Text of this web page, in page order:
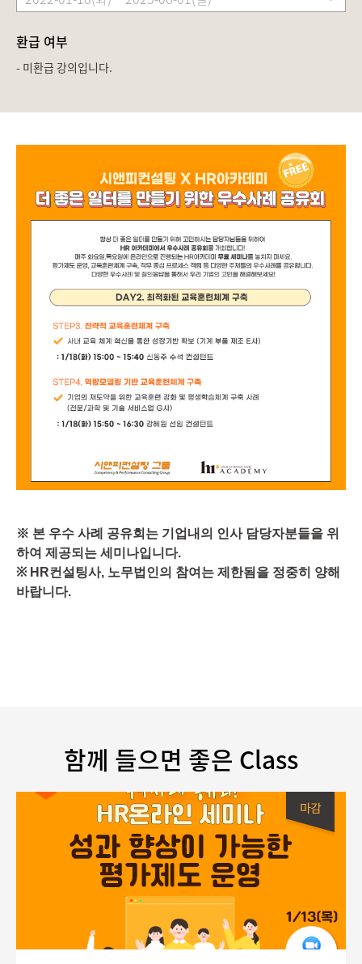
환급 여부
- 미환급 강의입니다.
※ 본 우수 사례 공유회는 기업내의 인사 담당자분들을 위
하여 제공되는 세미나입니다.
※ HR컨설팅사, 노무법인의 참여는 제한됨을 정중히 양해
바랍니다.
함께 들으면 좋은 Class